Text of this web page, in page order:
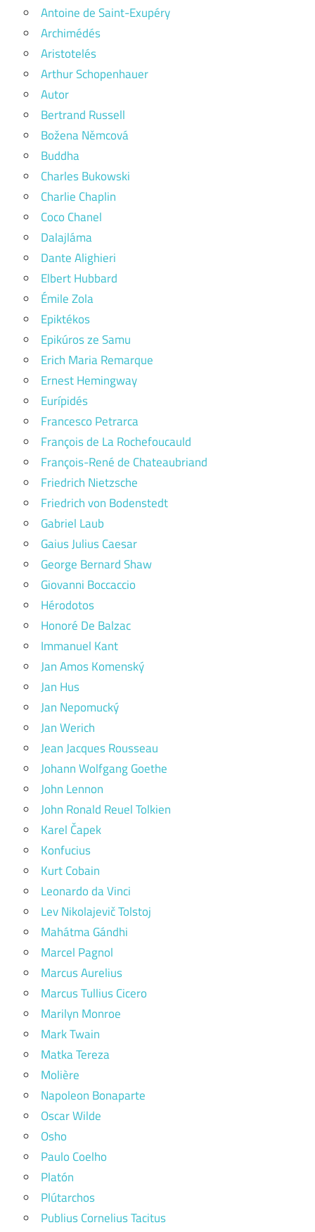
Antoine de Saint-Exupéry
Archimédés
Aristotelés
Arthur Schopenhauer
Autor
Bertrand Russell
Božena Němcová
Buddha
Charles Bukowski
Charlie Chaplin
Coco Chanel
Dalajláma
Dante Alighieri
Elbert Hubbard
Émile Zola
Epiktékos
Epikúros ze Samu
Erich Maria Remarque
Ernest Hemingway
Eurípidés
Francesco Petrarca
François de La Rochefoucauld
François-René de Chateaubriand
Friedrich Nietzsche
Friedrich von Bodenstedt
Gabriel Laub
Gaius Julius Caesar
George Bernard Shaw
Giovanni Boccaccio
Hérodotos
Honoré De Balzac
Immanuel Kant
Jan Amos Komenský
Jan Hus
Jan Nepomucký
Jan Werich
Jean Jacques Rousseau
Johann Wolfgang Goethe
John Lennon
John Ronald Reuel Tolkien
Karel Čapek
Konfucius
Kurt Cobain
Leonardo da Vinci
Lev Nikolajevič Tolstoj
Mahátma Gándhi
Marcel Pagnol
Marcus Aurelius
Marcus Tullius Cicero
Marilyn Monroe
Mark Twain
Matka Tereza
Molière
Napoleon Bonaparte
Oscar Wilde
Osho
Paulo Coelho
Platón
Plútarchos
Publius Cornelius Tacitus